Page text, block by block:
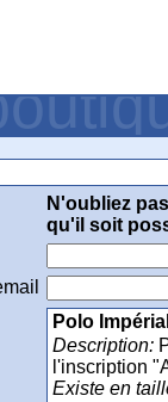
N'oubliez
qu'il soit
Polo Impérial
Description:
l'inscription
Existe en